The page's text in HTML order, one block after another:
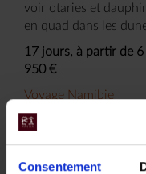
Consentement
voir otaries et
en quad dans les
17 jours, à partir de 6
950 €
Voyage Namibie
Circuit Safari
Osez l'aventure